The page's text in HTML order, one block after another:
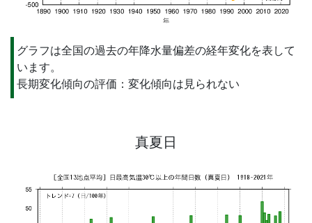
グラフは全国の過去の年降水量偏差の経年変化を表して
います。
長期変化傾向の評価：変化傾向は見られない
真夏日